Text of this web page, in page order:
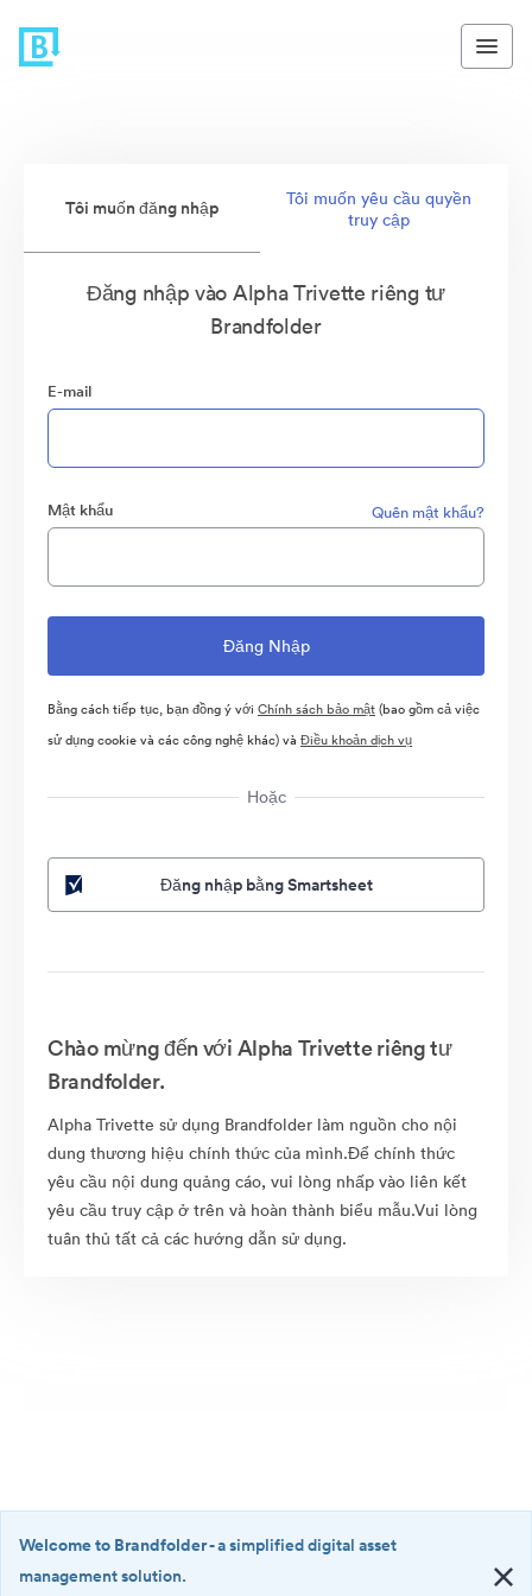
Tôi muốn đăng nhập
Tôi muốn yêu cầu quyền
truy cập
Đăng nhập vào Alpha Trivette riêng tư
Brandfolder
E-mail
Mật khẩu Quên mật khẩu?
Bằng cách tiếp tục, bạn đồng ý với Chính sách bảo mật(bao gồm cả việc
sử dụng cookie và các công nghệ khác) và Điều khoản dịch vụ
Hoặc
Đăng nhập bằng Smartsheet
Chào mừng đến với Alpha Trivette riêng tư
Brandfolder.
Alpha Trivette sử dụng Brandfolder làm nguồn cho nội
dung thương hiệu chính thức của mình.Để chính thức
yêu cầu nội dung quảng cáo, vui lòng nhấp vào liên kết
yêu cầu truy cập ở trên và hoàn thành biểu mẫu.Vui lòng
tuân thủ tất cả các hướng dẫn sử dụng.
Welcome to Brandfolder- a simplified digital asset
management solution.